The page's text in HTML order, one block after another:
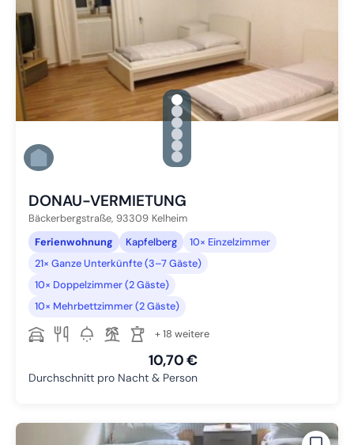
gallery.slide_selector
Zu Slide 1 wechseln
Zu Slide 2 wechseln
Zu Slide 3 wechseln
Zu Slide 4 wechseln
Zu Slide 5 wechseln
Zu Slide 6 wechseln
DONAU-VERMIETUNG
Bäckerbergstraße, 93309 Kelheim
Ferienwohnung
Kapfelberg
10× Einzelzimmer
21× Ganze Unterkünfte (3–7 Gäste)
10× Doppelzimmer (2 Gäste)
10× Mehrbettzimmer (2 Gäste)
+ 18 weitere
10,70 €
Durchschnitt pro Nacht & Person